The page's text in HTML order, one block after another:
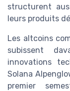
structurent
leurs produits
Les altcoins
subissent
innovations
Solana
premier